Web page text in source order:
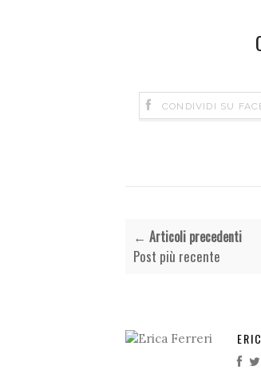
CONDIVIDI SU
← Articoli precedenti
Post più recente